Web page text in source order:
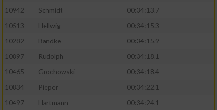
10942
Schmidt
00:34:13.7
10513
Hellwig
00:34:15.3
10282
Bandke
00:34:15.9
10897
Rudolph
00:34:18.1
10465
Grochowski
00:34:18.4
10834
Pieper
00:34:22.1
10497
Hartmann
00:34:24.1